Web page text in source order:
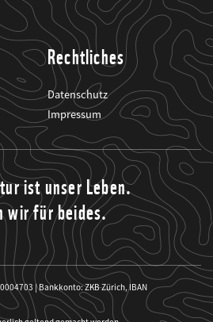
Rechtliches
Datenschutz
Impressum
ist unser Leben.
wir für beides.
| Bankkonto: ZKB Zürich, IBAN